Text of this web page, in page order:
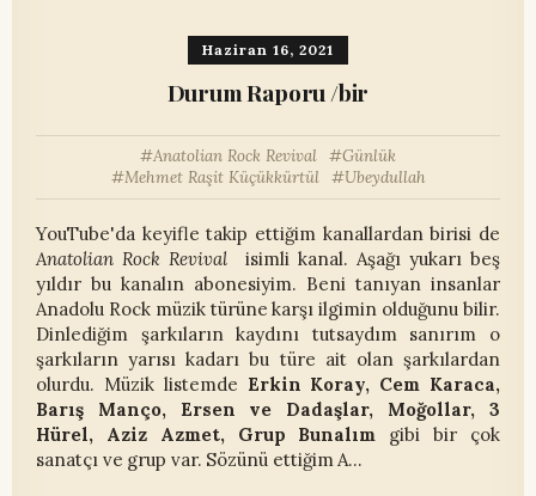
Haziran 16, 2021
Durum Raporu /bir
Anatolian Rock Revival
Günlük
Mehmet Raşit Küçükkürtül
Ubeydullah
YouTube'da keyifle takip ettiğim kanallardan birisi de
Anatolian Rock Revival isimli kanal. Aşağı yukarı beş
yıldır bu kanalın abonesiyim. Beni tanıyan insanlar
Anadolu Rock müzik türüne karşı ilgimin olduğunu bilir.
Dinlediğim şarkıların kaydını tutsaydım sanırım o
şarkıların yarısı kadarı bu türe ait olan şarkılardan
olurdu. Müzik listemde Erkin Koray, Cem Karaca,
Barış Manço, Ersen ve Dadaşlar, Moğollar, 3
Hürel, Aziz Azmet, Grup Bunalım gibi bir çok
sanatçı ve grup var. Sözünü ettiğim A…